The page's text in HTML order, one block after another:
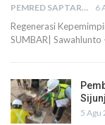
PEMRED SAPTARIUS 6
Regenerasi
SUMBAR|
5 Agu